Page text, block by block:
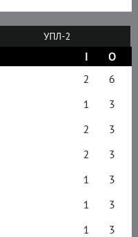
УПЛ-2
І
О
2
6
1
3
2
3
2
3
1
3
1
3
1
3